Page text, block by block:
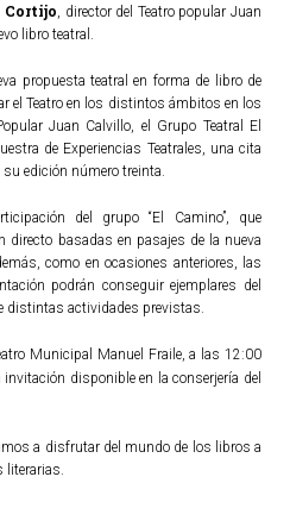
Cortijo, director del Teatro popular Juan
libro teatral.
propuesta teatral en forma de libro de
el Teatro en los distintos ámbitos en los
Juan Calvillo, el Grupo Teatral El
de Experiencias Teatrales, una cita
su edición número treinta.
del grupo “El Camino”, que
directo basadas en pasajes de la nueva
como en ocasiones anteriores, las
podrán conseguir ejemplares del
distintas actividades previstas.
Municipal Manuel Fraile, a las 12:00
disponible en la conserjería del
a disfrutar del mundo de los libros a
literarias.